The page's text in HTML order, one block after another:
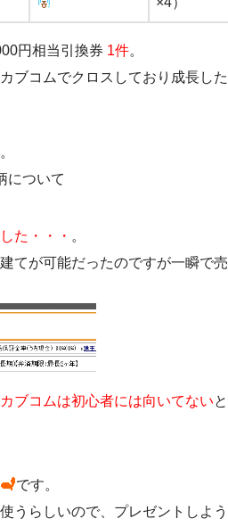
円相当引換券 1件。
ブコムでクロスしており成長した
について
た・・・ 。
てが可能だったのですが一瞬で売
カブコムは初心者には向いてないと
です。
うらしいので、プレゼントしよう